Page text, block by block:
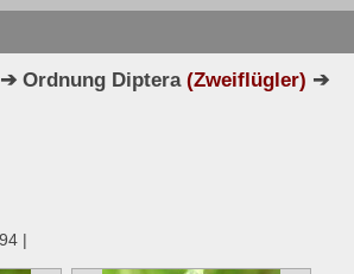
➔ Ordnung Diptera(Zweiflügler) ➔
|